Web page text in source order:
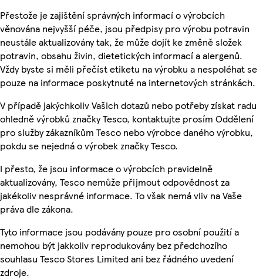
Přestože je zajištění správných informací o výrobcích
věnována nejvyšší péče, jsou předpisy pro výrobu potravin
neustále aktualizovány tak, že může dojít ke změně složek
potravin, obsahu živin, dietetických informací a alergenů.
Vždy byste si měli přečíst etiketu na výrobku a nespoléhat se
pouze na informace poskytnuté na internetových stránkách.
V případě jakýchkoliv Vašich dotazů nebo potřeby získat radu
ohledně výrobků značky Tesco, kontaktujte prosím Oddělení
pro služby zákazníkům Tesco nebo výrobce daného výrobku,
pokdu se nejedná o výrobek značky Tesco.
I přesto, že jsou informace o výrobcích pravidelně
aktualizovány, Tesco nemůže přijmout odpovědnost za
jakékoliv nesprávné informace. To však nemá vliv na Vaše
práva dle zákona.
Tyto informace jsou podávány pouze pro osobní použití a
nemohou být jakkoliv reprodukovány bez předchozího
souhlasu Tesco Stores Limited ani bez řádného uvedení
zdroje.